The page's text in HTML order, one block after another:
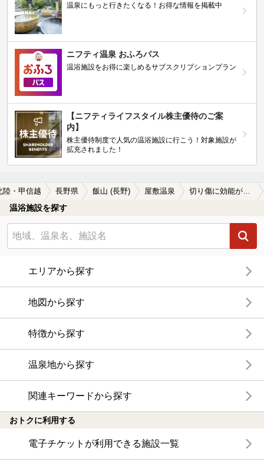
温泉にもっと行きたくなる！お得な情報を掲載中
ニフティ温泉 おふろパス
温浴施設をお得に楽しめるサブスクリプションプラン
【ニフティライフスタイル株主優待のご案
内】
株主優待制度で人気の温浴施設に行こう！対象施設が
拡充されました！
陸・甲信越 長野県 飯山 (長野) 屋敷温泉 切り傷に効能がある屋敷温泉の温泉、日帰り温泉、スーパー銭湯おすすめ
温浴施設を探す
エリアから探す
地図から探す
特徴から探す
温泉地から探す
関連キーワードから探す
おトクに利用する
電子チケットが利用できる施設一覧